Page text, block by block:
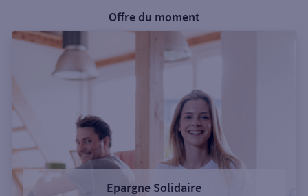
Offre du moment
Epargne Solidaire